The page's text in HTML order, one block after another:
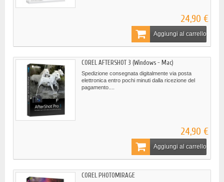
24,90 €
Aggiungi al carrello
COREL AFTERSHOT 3 (Windows - Mac)
Spedizione consegnata digitalmente via posta
elettronica entro pochi minuti dalla ricezione del
pagamento....
24,90 €
Aggiungi al carrello
COREL PHOTOMIRAGE